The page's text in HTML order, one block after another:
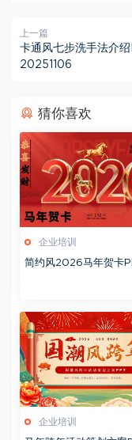
上一篇
卡通风七步洗手法介
20251106
猜你喜欢
企业培训
简约风2026马年贺卡
企业培训